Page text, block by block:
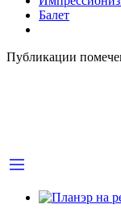
Балет
Публикации